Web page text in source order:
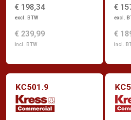
€ 198,34
excl. BTW
€ 239,99
incl. BTW
€
excl.
€
incl.
KC501.9